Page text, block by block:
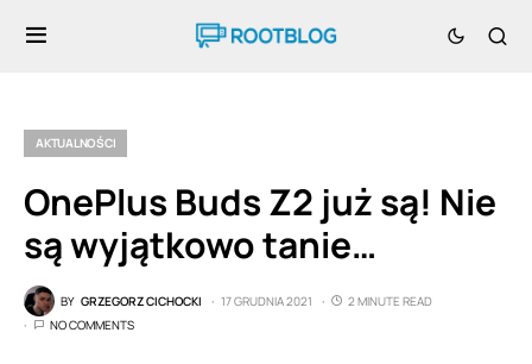
AKTUALNOŚCI
OnePlus Buds Z2 już są! Nie
są wyjątkowo tanie…
BY GRZEGORZ CICHOCKI 17 GRUDNIA 2021
2 MINUTE READ
NO COMMENTS